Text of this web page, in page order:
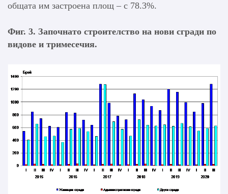
общата им застроена площ – с 78.3%.
Фиг. 3. Започнато строителство на нови сгради по
видове и тримесечия.